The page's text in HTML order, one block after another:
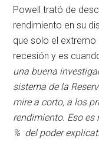
Powell trató de
rendimiento en su
que solo el extremo
recesión y es
una buena
sistema de la
mire a corto, a los
rendimiento. Eso es
% del poder